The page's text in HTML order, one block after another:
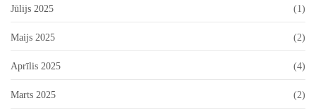
Jūlijs 2025 (1)
Maijs 2025 (2)
Aprīlis 2025 (4)
Marts 2025 (2)